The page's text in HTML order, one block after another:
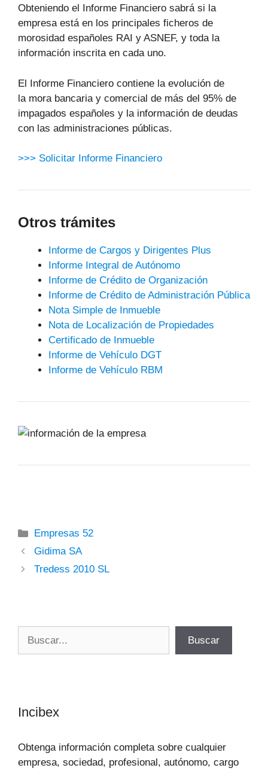
Obteniendo el Informe Financiero sabrá si la
empresa está en los principales ficheros de
morosidad españoles RAI y ASNEF, y toda la
información inscrita en cada uno.
El Informe Financiero contiene la evolución de
la mora bancaria y comercial de más del 95% de
impagados españoles y la información de deudas
con las administraciones públicas.
>>> Solicitar Informe Financiero
Otros trámites
Informe de Cargos y Dirigentes Plus
Informe Integral de Autónomo
Informe de Crédito de Organización
Informe de Crédito de Administración Pública
Nota Simple de Inmueble
Nota de Localización de Propiedades
Certificado de Inmueble
Informe de Vehículo DGT
Informe de Vehículo RBM
Categorías
Empresas 52
Gidima SA
Tredess 2010 SL
Buscar
Incibex
Obtenga información completa sobre cualquier
empresa, sociedad, profesional, autónomo, cargo